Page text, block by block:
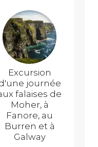
Excursion
journée
falaises de
Moher, à
Fanore, au
Burren et à
Galway